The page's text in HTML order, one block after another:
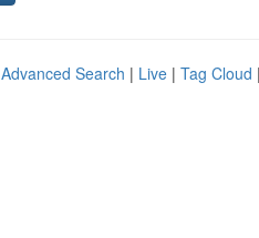
Advanced Search | Live | Tag Cloud |